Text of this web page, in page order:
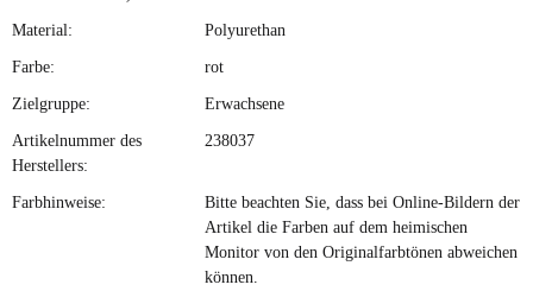
Material: Polyurethan
Farbe: rot
Zielgruppe: Erwachsene
Artikelnummer des
Herstellers:
238037
Farbhinweise:
Bitte beachten Sie, dass bei Online-Bildern der
Artikel die Farben auf dem heimischen
Monitor von den Originalfarbtönen abweichen
können.